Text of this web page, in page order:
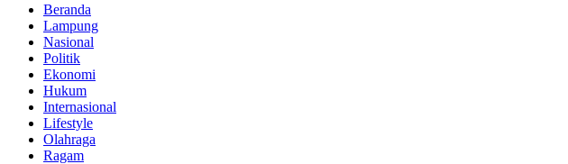
Beranda
Lampung
Nasional
Politik
Ekonomi
Hukum
Internasional
Lifestyle
Olahraga
Ragam